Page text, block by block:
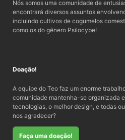
Nós somos uma comunidade de
encontrará diversos assuntos
incluindo cultivos de cogumelos
como os do gênero Psilocybe!
Doação!
A equipe do Teo faz um enorme
comunidade mantenha-se organizada
tecnologias, o melhor design, e todas
nos agradecer?
Faça uma doação!